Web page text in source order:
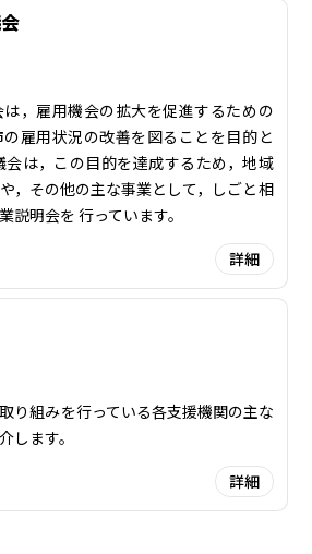
，雇用機会の拡大を促進するための
雇用状況の改善を図ることを目的と
会は，この目的を達成するため，地域
，その他の主な事業として，しごと相
説明会を 行っています。
詳細
り組みを行っている各支援機関の主な
します。
詳細